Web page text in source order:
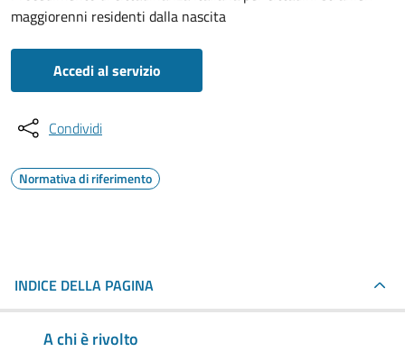
maggiorenni residenti dalla nascita
Accedi al servizio
Condividi
Normativa di riferimento
INDICE DELLA PAGINA
A chi è rivolto